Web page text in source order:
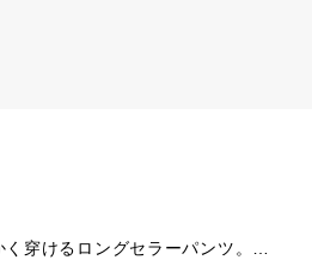
穿けるロングセラーパンツ。